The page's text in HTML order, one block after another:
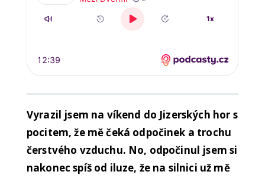
Vyrazil jsem na víkend do Jizerských hor s
pocitem, že mě čeká odpočinek a trochu
čerstvého vzduchu. No, odpočinul jsem si
nakonec spíš od iluze, že na silnici už mě